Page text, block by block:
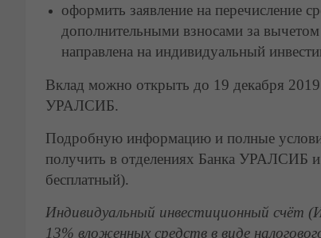
оформить заявление на перечисление
дополнительными взносами за
направлена на индивидуальный
Вклад можно открыть до 19 декабря
УРАЛСИБ.
Подробную информацию и полные
получить в отделениях Банка УРАЛСИБ
бесплатный).
Индивидуальный инвестиционный
13% вложенных средств в виде